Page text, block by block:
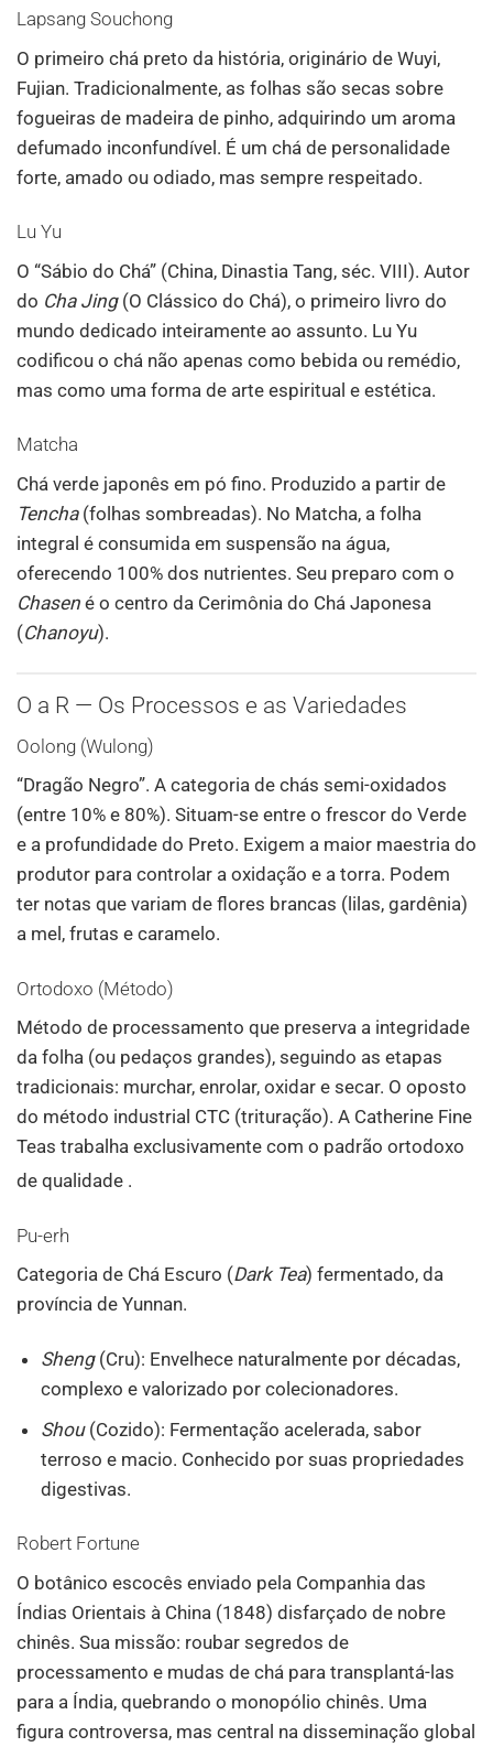
Lapsang Souchong
O primeiro chá preto da história, originário de Wuyi,
Fujian. Tradicionalmente, as folhas são secas sobre
fogueiras de madeira de pinho, adquirindo um aroma
defumado inconfundível. É um chá de personalidade
forte, amado ou odiado, mas sempre respeitado.
Lu Yu
O “Sábio do Chá” (China, Dinastia Tang, séc. VIII). Autor
do Cha Jing(O Clássico do Chá), o primeiro livro do
mundo dedicado inteiramente ao assunto. Lu Yu
codificou o chá não apenas como bebida ou remédio,
mas como uma forma de arte espiritual e estética.
Matcha
Chá verde japonês em pó fino. Produzido a partir de
Tencha(folhas sombreadas). No Matcha, a folha
integral é consumida em suspensão na água,
oferecendo 100% dos nutrientes. Seu preparo com o
Chasen é o centro da Cerimônia do Chá Japonesa
(Chanoyu).
O a R — Os Processos e as Variedades
Oolong (Wulong)
“Dragão Negro”. A categoria de chás semi-oxidados
(entre 10% e 80%). Situam-se entre o frescor do Verde
e a profundidade do Preto. Exigem a maior maestria do
produtor para controlar a oxidação e a torra. Podem
ter notas que variam de flores brancas (lilas, gardênia)
a mel, frutas e caramelo.
Ortodoxo (Método)
Método de processamento que preserva a integridade
da folha (ou pedaços grandes), seguindo as etapas
tradicionais: murchar, enrolar, oxidar e secar. O oposto
do método industrial CTC (trituração). A Catherine Fine
Teas trabalha exclusivamente com o padrão ortodoxo
de qualidade .
Pu-erh
Categoria de Chá Escuro (Dark Tea) fermentado, da
província de Yunnan.
Sheng(Cru): Envelhece naturalmente por décadas,
complexo e valorizado por colecionadores.
Shou(Cozido): Fermentação acelerada, sabor
terroso e macio. Conhecido por suas propriedades
digestivas.
Robert Fortune
O botânico escocês enviado pela Companhia das
Índias Orientais à China (1848) disfarçado de nobre
chinês. Sua missão: roubar segredos de
processamento e mudas de chá para transplantá-las
para a Índia, quebrando o monopólio chinês. Uma
figura controversa, mas central na disseminação global